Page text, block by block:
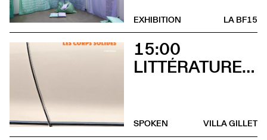
LA BF15
EXHIBITION
15:00
LITTÉRATURES SUISSES
VILLA GILLET
SPOKEN